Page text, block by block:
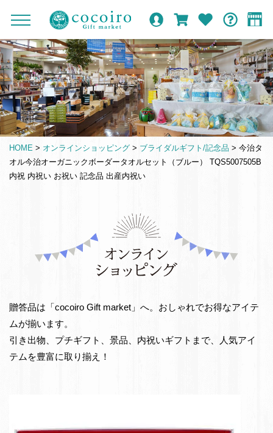
c
o
c
o
i
r
o
G
r
t
ま
で
ス
キ
ッ
プ
す
る
ロ
グ
イ
ン
カ
ー
ト
お
気
に
入
り
ガ
イ
ド
オ
ン
ラ
イ
ン
シ
ョ
ッ
プ
メ
ン
ナ
ビ
ゲ
ー
シ
ョ
ン
メ
ニ
ュ
ー
を
開
閉
HOME > オンラインショッピング > ブライダルギフト/記念品 > 今治タ
オル今治オーガニックボーダータオルセット（ブルー） TQS5007505B
内祝 内祝い お祝い 記念品 出産内祝い
物・
返
贈答品は「cocoiro Gift market」へ。おしゃれでお得なアイテ
ムが揃います。
引き出物、プチギフト、景品、内祝いギフトまで、人気アイ
テムを豊富に取り揃え！